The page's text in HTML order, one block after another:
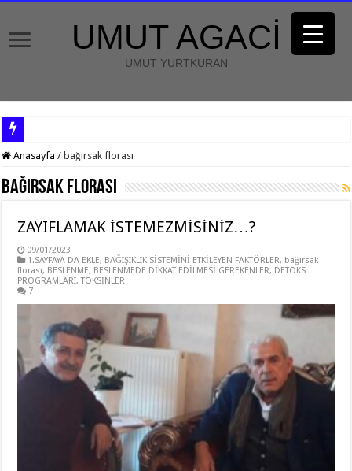
UMUT AGACİ
UMUT YURTKURAN
Anasayfa / bağırsak florası
bağırsak florası
ZAYIFLAMAK İSTEMEZMİSİNİZ…?
09/01/2023
1.SAYFAYA DA EKLE, BAĞIŞIKLIK SİSTEMİNİ ETKİLEYEN FAKTÖRLER, bağırsak
florası, BESLENME, BESLENMEDE DİKKAT EDİLMESİ GEREKENLER, DETOKS
PROGRAMLARI,TOKSİNLER
7